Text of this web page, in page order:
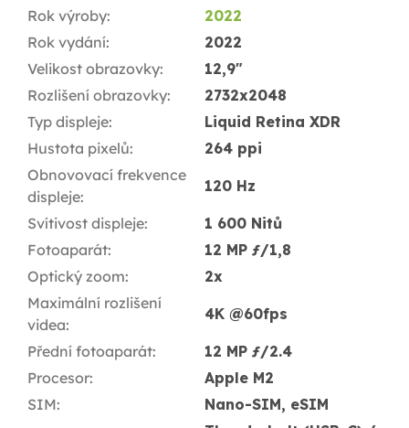
Rok výroby:
2022
Rok vydání:
2022
Velikost obrazovky:
12,9"
Rozlišení obrazovky:
2732x2048
Typ displeje:
Liquid Retina XDR
Hustota pixelů:
264 ppi
Obnovovací frekvence
displeje:
120 Hz
Svítivost displeje:
1 600 Nitů
Fotoaparát:
12 MP ƒ/1,8
Optický zoom:
2x
Maximální rozlišení
videa:
4K @60fps
Přední fotoaparát:
12 MP ƒ/2.4
Procesor:
Apple M2
SIM: Nano-SIM, eSIM